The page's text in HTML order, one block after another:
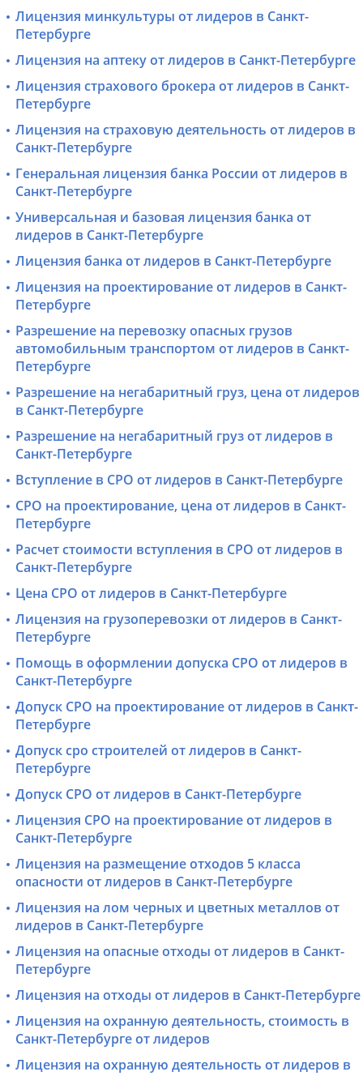
Лицензия минкультуры от лидеров в Санкт-
Петербурге
Лицензия на аптеку от лидеров в Санкт-Петербурге
Лицензия страхового брокера от лидеров в Санкт-
Петербурге
Лицензия на страховую деятельность от лидеров в
Санкт-Петербурге
Генеральная лицензия банка России от лидеров в
Санкт-Петербурге
Универсальная и базовая лицензия банка от
лидеров в Санкт-Петербурге
Лицензия банка от лидеров в Санкт-Петербурге
Лицензия на проектирование от лидеров в Санкт-
Петербурге
Разрешение на перевозку опасных грузов
автомобильным транспортом от лидеров в Санкт-
Петербурге
Разрешение на негабаритный груз, цена от лидеров
в Санкт-Петербурге
Разрешение на негабаритный груз от лидеров в
Санкт-Петербурге
Вступление в СРО от лидеров в Санкт-Петербурге
СРО на проектирование, цена от лидеров в Санкт-
Петербурге
Расчет стоимости вступления в СРО от лидеров в
Санкт-Петербурге
Цена СРО от лидеров в Санкт-Петербурге
Лицензия на грузоперевозки от лидеров в Санкт-
Петербурге
Помощь в оформлении допуска СРО от лидеров в
Санкт-Петербурге
Допуск СРО на проектирование от лидеров в Санкт-
Петербурге
Допуск сро строителей от лидеров в Санкт-
Петербурге
Допуск СРО от лидеров в Санкт-Петербурге
Лицензия СРО на проектирование от лидеров в
Санкт-Петербурге
Лицензия на размещение отходов 5 класса
опасности от лидеров в Санкт-Петербурге
Лицензия на лом черных и цветных металлов от
лидеров в Санкт-Петербурге
Лицензия на опасные отходы от лидеров в Санкт-
Петербурге
Лицензия на отходы от лидеров в Санкт-Петербурге
Лицензия на охранную деятельность, стоимость в
Санкт-Петербурге от лидеров
Лицензия на охранную деятельность от лидеров в